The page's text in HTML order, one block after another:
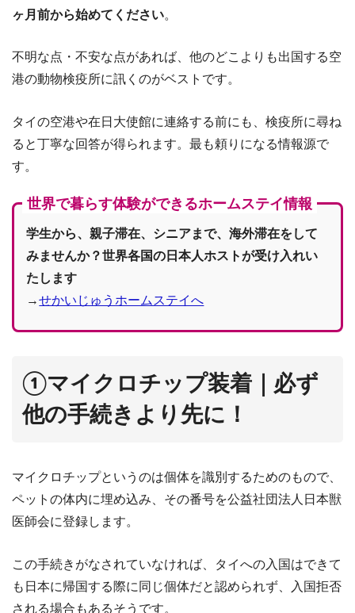
ヶ月前から始めてください。
不明な点・不安な点があれば、他のどこよりも出国する空
港の動物検疫所に訊くのがベストです。
タイの空港や在日大使館に連絡する前にも、検疫所に尋ね
ると丁寧な回答が得られます。最も頼りになる情報源で
す。
世界で暮らす体験ができるホームステイ情報
学生から、親子滞在、シニアまで、海外滞在をして
みませんか？世界各国の日本人ホストが受け入れい
たします
→せかいじゅうホームステイへ
①マイクロチップ装着｜必ず
他の手続きより先に！
マイクロチップというのは個体を識別するためのもので、
ペットの体内に埋め込み、その番号を公益社団法人日本獣
医師会に登録します。
この手続きがなされていなければ、タイへの入国はできて
も日本に帰国する際に同じ個体だと認められず、入国拒否
される場合もあるそうです。